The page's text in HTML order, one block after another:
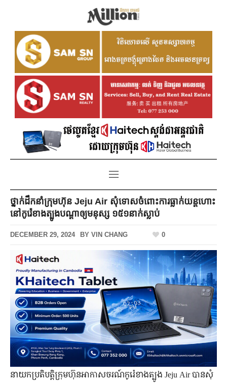
ថ្នាក់ដឹកនាំក្រុមហ៊ុន Jeju Air សុំទោសចំពោះការធ្លាក់យន្តហោះ
នៅកូរ៉េខាងត្បូងបណ្តាឲ្យមនុស្ស ១៥១នាក់ស្លាប់
DECEMBER 29, 2024 BY VIN CHANG 0
នាយកប្រតិបត្តិក្រុមហ៊ុនអាកាសចរណ៍កូរ៉េខាងត្បូង Jeju Air បានសុំ